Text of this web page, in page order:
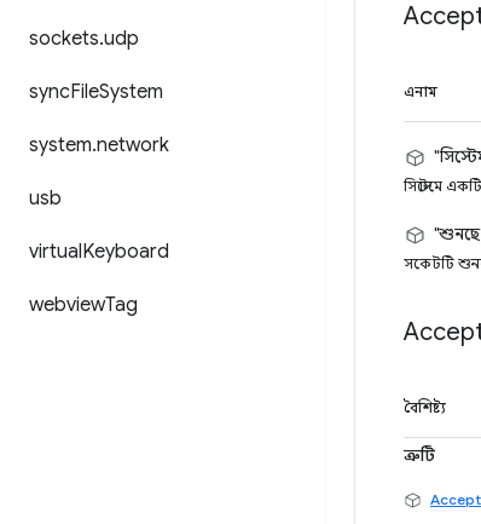
sockets.udp
syncFileSystem
system.network
usb
virtualKeyboard
webviewTag
এনাম
সিস্টেমে
"শুনছে
সকেটটি
বৈশিষ্ট্য
ত্রুটি